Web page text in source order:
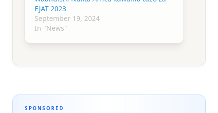
EJAT 2023
September 19, 2024
In "News"
SPONSORED